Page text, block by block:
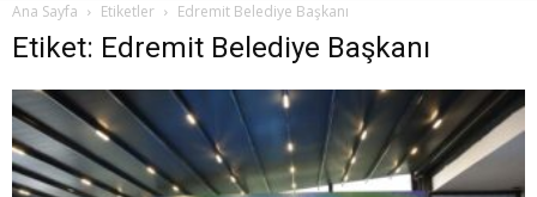
Ana Sayfa Etiketler Edremit Belediye Başkanı
Etiket: Edremit Belediye Başkanı